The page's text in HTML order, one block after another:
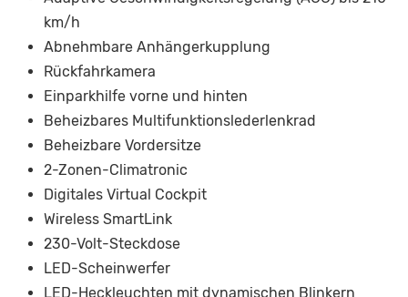
km/h
Abnehmbare Anhängerkupplung
Rückfahrkamera
Einparkhilfe vorne und hinten
Beheizbares Multifunktionslederlenkrad
Beheizbare Vordersitze
2-Zonen-Climatronic
Digitales Virtual Cockpit
Wireless SmartLink
230-Volt-Steckdose
LED-Scheinwerfer
LED-Heckleuchten mit dynamischen Blinkern